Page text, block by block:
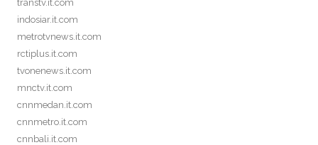
transtv.it.com
indosiar.it.com
metrotvnews.it.com
rctiplus.it.com
tvonenews.it.com
mnctv.it.com
cnnmedan.it.com
cnnmetro.it.com
cnnbali.it.com